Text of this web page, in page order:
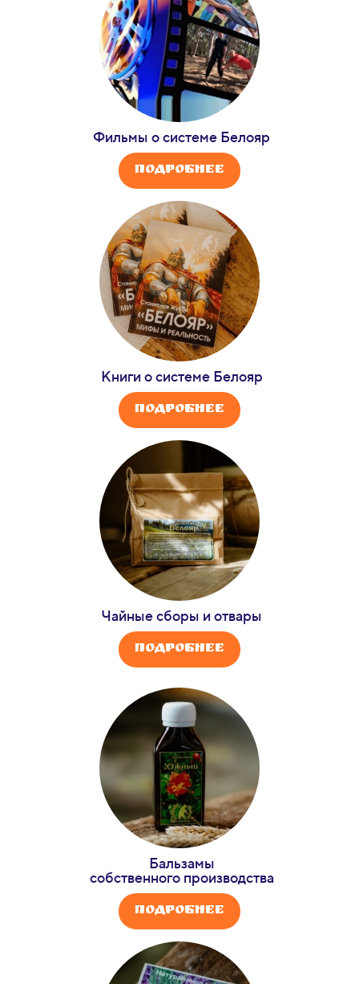
Фильмы о системе Белояр
Подробнее
Книги о системе Белояр
Подробнее
Чайные сборы и отвары
Подробнее
Бальзамы
собственного производства
Подробнее